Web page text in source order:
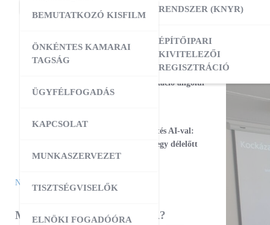
RENDSZER (KNYR)
ÉPÍTŐIPARI
KIVITELEZŐI
REGISZTRÁCIÓ
BEMUTATKOZÓ KISFILM
ÖNKÉNTES KAMARAI
TAGSÁG
ÜGYFÉLFOGADÁS
KAPCSOLAT
MUNKASZERVEZET
TISZTSÉGVISELŐK
ELNÖKI FOGADÓÓRA
AI a nyelvtanulás szolgálatában –
gyakorlati workshop
Magabiztos üzleti kommunikáció angolul
– 2 napos workshop
25
Workshop – Facebook hirdetés AI-val:
szövegtől a kész kampányig egy délelőtt
alatt
Naptár megtekintése
MIBEN SEGÍT A KAMARA?